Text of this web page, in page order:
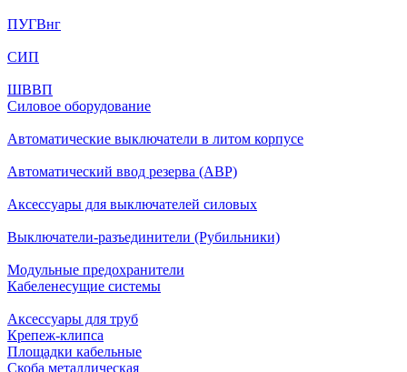
ПУГВнг
СИП
ШВВП
Силовое оборудование
Автоматические выключатели в литом корпусе
Автоматический ввод резерва (АВР)
Аксессуары для выключателей силовых
Выключатели-разъединители (Рубильники)
Модульные предохранители
Кабеленесущие системы
Аксессуары для труб
Крепеж-клипса
Площадки кабельные
Скоба металлическая